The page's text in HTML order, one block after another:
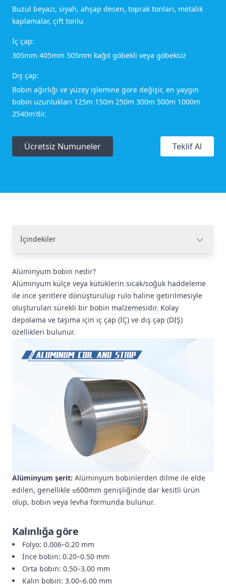
Buzul beyazı, siyah, ahşap desen, toprak tonları, metalik
kaplamalar, çift tonlu
İç çap:
305mm 405mm 505mm kağıt göbekli veya göbeksiz
Dış çap:
Bobin ağırlığı ve yüzey işlemine göre değişir, en yaygın
bobin uzunlukları 125m 150m 250m 300m 500m 1000m
2540m'dir.
Ücretsiz Numuneler Teklif Al
İçindekiler
Alüminyum bobin nedir?
Alüminyum külçe veya kütüklerin sıcak/soğuk haddeleme
ile ince şeritlere dönüştürülüp rulo haline getirilmesiyle
oluşturulan sürekli bir bobin malzemesidir. Kolay
depolama ve taşıma için iç çap (İÇ) ve dış çap (DIŞ)
özellikleri bulunur.
Alüminyum şerit: Alüminyum bobinlerden dilme ile elde
edilen, genellikle ≤600mm genişliğinde dar kesitli ürün
olup, bobin veya levha formunda bulunur.
Kalınlığa göre
Folyo: 0.006–0.20 mm
İnce bobin: 0.20–0.50 mm
Orta bobin: 0.50–3.00 mm
Kalın bobin: 3.00–6.00 mm